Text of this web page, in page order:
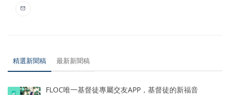
精選新聞稿 最新新聞稿
FLOC唯一基督徒專屬交友APP，基督徒的新福音